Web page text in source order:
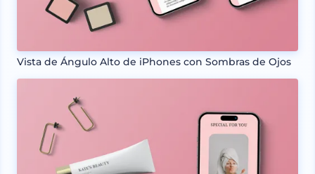
Vista de Ángulo Alto de iPhones con Sombras de Ojos